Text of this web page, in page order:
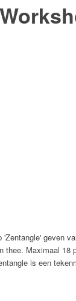
geven
Maximaal
is een